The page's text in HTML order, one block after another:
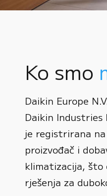
Ko smo
Daikin Europe
Daikin
je registrirana
proizvođač i
klimatizacija, što
rješenja za
0
1
2
3
4
0
1
2
3